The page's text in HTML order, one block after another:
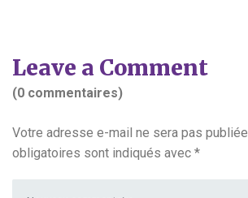
Leave a Comment
(0 commentaires)
Votre adresse e-mail ne sera pas publiée.
obligatoires sont indiqués avec *